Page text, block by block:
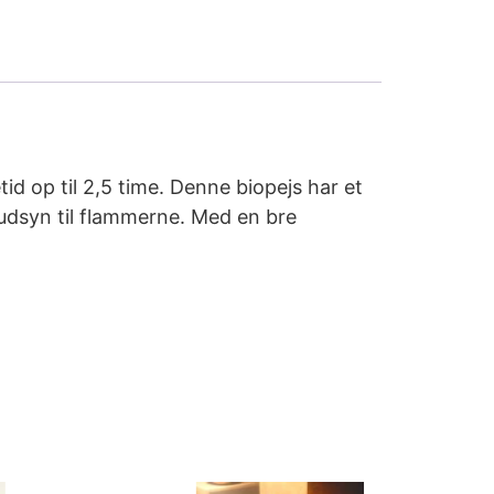
op til 2,5 time. Denne biopejs har et
til flammerne. Med en bre